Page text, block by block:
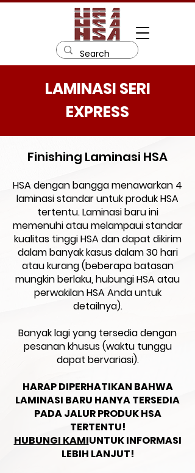
LAMINASI SERI
EXPRESS
Finishing Laminasi HSA
HSA dengan bangga menawarkan 4
laminasi standar untuk produk HSA
tertentu. Laminasi baru ini
memenuhi atau melampaui standar
kualitas tinggi HSA dan dapat dikirim
dalam banyak kasus dalam 30 hari
atau kurang (beberapa batasan
mungkin berlaku, hubungi HSA atau
perwakilan HSA Anda untuk
detailnya).
Banyak lagi yang tersedia dengan
pesanan khusus (waktu tunggu
dapat bervariasi).
HARAP DIPERHATIKAN BAHWA
LAMINASI BARU HANYA TERSEDIA
PADA JALUR PRODUK HSA
TERTENTU!
HUBUNGI KAMIUNTUK INFORMASI
LEBIH LANJUT!